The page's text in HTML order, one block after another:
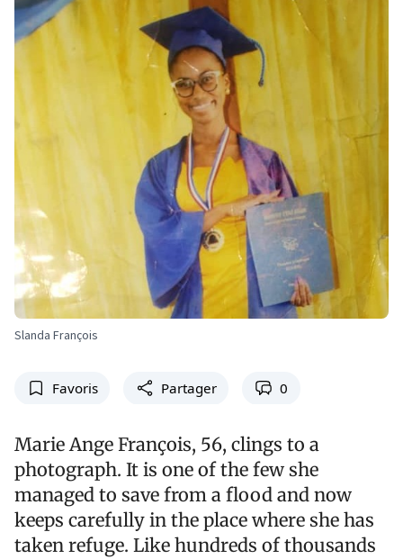
Slanda François
Favoris Partager 0
Marie Ange François, 56, clings to a
photograph. It is one of the few she
managed to save from a flood and now
keeps carefully in the place where she has
taken refuge. Like hundreds of thousands